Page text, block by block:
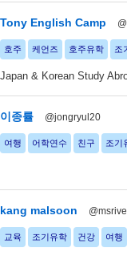
Tony English Camp
호주 케언즈 호주유학 조
Japan & Korean Study
이종률 @jongryul20
여행 어학연수 친구 조기
kang malsoon
교육 조기유학 건강 여행